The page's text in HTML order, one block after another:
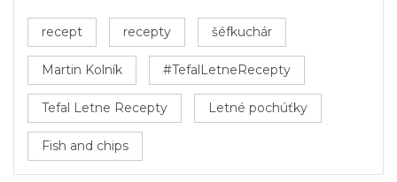
recept recepty šéfkuchár
Martin Kolník #TefalLetneRecepty
Tefal Letne Recepty Letné pochúťky
Fish and chips